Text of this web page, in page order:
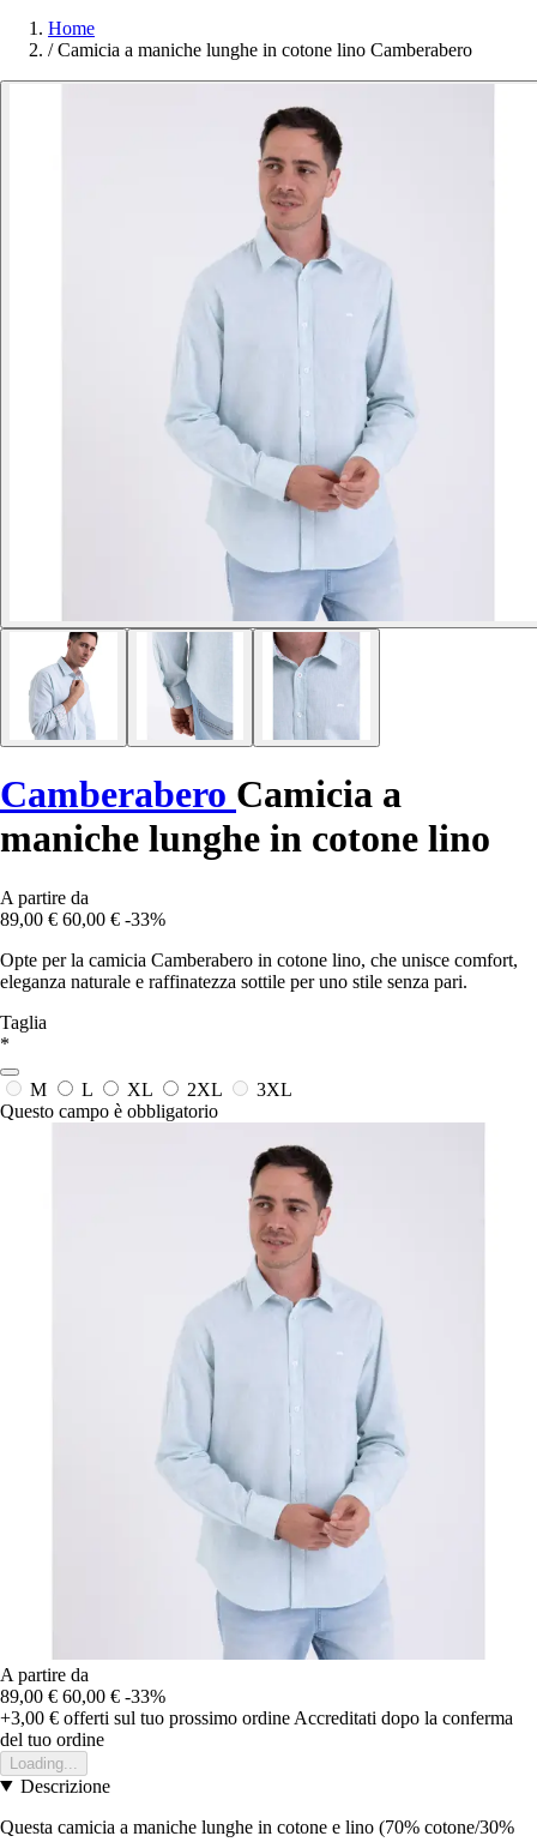
Home
/ Camicia a maniche lunghe in cotone lino Camberabero
Camberabero Camicia a
maniche lunghe in cotone lino
A partire da
89,00 € 60,00 € -33%
Opte per la camicia Camberabero in cotone lino, che unisce comfort,
eleganza naturale e raffinatezza sottile per uno stile senza pari.
Taglia
*
M L XL 2XL
3XL
Questo campo è obbligatorio
A partire da
89,00 € 60,00 € -33%
+3,00 € offerti sul tuo prossimo ordine Accreditati dopo la conferma
del tuo ordine
Loading...
Descrizione
Questa camicia a maniche lunghe in cotone e lino (70% cotone/30%